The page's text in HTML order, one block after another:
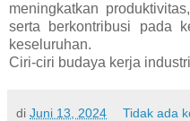
meningkatkan
serta berkontribusi pada
keseluruhan.
Ciri-ciri budaya kerja
di Juni 13, 2024 Tidak ada